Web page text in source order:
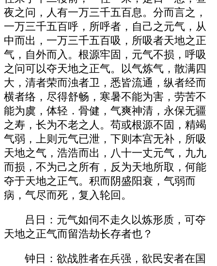
夜之问，人有一万三千五百息。分而言之，
一万三千五百呼，所呼者，自己之元气，从
中而出，一万三千五百吸，所吸者天地之正
气，自外而入。根源牢固，元气不损，呼吸
之问可以夺天地之正气。以气炼气，散满四
大，清者荣而浊者卫，悉皆流通，纵者经而
横者络，尽得舒畅，寒暑不能为害，劳苦不
能为虞，体轻．骨健，气爽神清，永保无疆
之寿，长为不老之人。苟或根源不固，精竭
气弱，上则元气已泄，下则本宫无补，所吸
天地之气，浩浩而出，八十一丈元气，九九
而损，不为己之所有，反为天地所取，何能
夺于天地之正气。积而阴盛阳衰，气弱而
病，气尽而死，复入轮回。
吕日：元气如伺不走久以炼形质，可夺
天地之正气而留浩劫长存者也？
钟日：欲战胜者在兵强，欲民安者在国